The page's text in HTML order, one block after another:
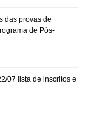
das provas de
de Pós-
07 lista de inscritos e